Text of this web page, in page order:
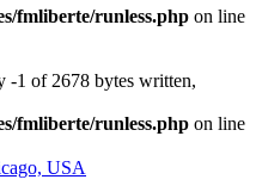
fmliberte/runless.php on line
-1 of 2678 bytes written,
fmliberte/runless.php on line
USA